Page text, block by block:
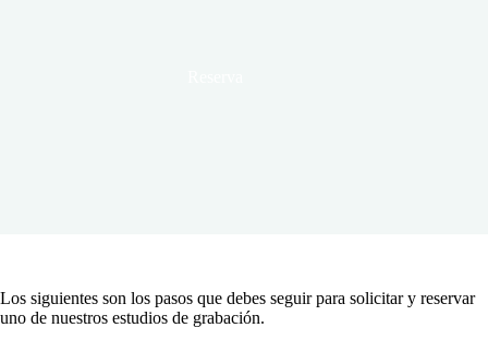
Los siguientes son los pasos que debes seguir para solicitar y reservar
uno de nuestros estudios de grabación.